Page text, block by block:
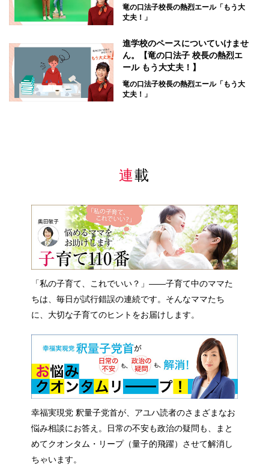
竜の口法子校長の熱烈エール「もう大
丈夫！」
進学校のペースについていけませ
ん。【竜の口法子 校長の熱烈エ
ール もう大丈夫！】
竜の口法子校長の熱烈エール「もう大
丈夫！」
連載
「私の子育て、これでいい？」――子育て中のママた
ちは、毎日が試行錯誤の連続です。そんなママたち
に、大切な子育てのヒントをお届けします。
幸福実現党 釈量子党首が、アユハ読者のさまざまなお
悩み相談にお答え。日常の不安も政治の疑問も、まと
めてクオンタム・リープ（量子的飛躍）させて解消し
ちゃいます。